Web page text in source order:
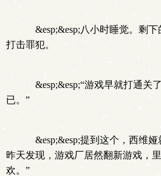
&esp;&esp;八小时睡觉。剩
打击罪犯。
&esp;&esp;“游戏早就打通关
已。”
&esp;&esp;提到这个，西维
昨天发现，游戏厂居然翻新游戏，
欢。”